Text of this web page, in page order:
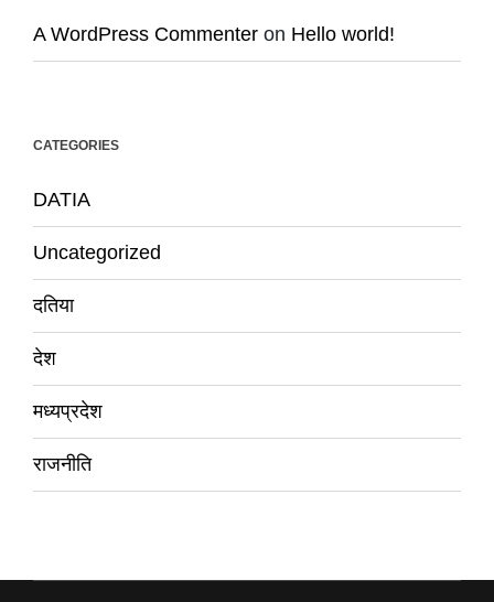
A WordPress Commenter on Hello world!
CATEGORIES
DATIA
Uncategorized
दतिया
देश
मध्यप्रदेश
राजनीति